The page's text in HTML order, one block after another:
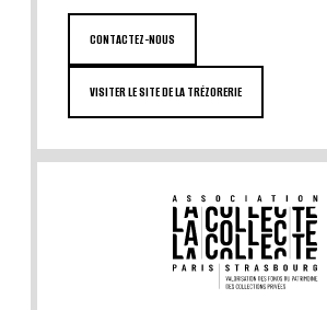
CONTACTEZ-NOUS
VISITER LE SITE DE LA TRÉZORERIE